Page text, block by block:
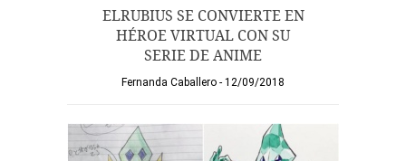
ELRUBIUS SE CONVIERTE EN
HÉROE VIRTUAL CON SU
SERIE DE ANIME
Fernanda Caballero 12/09/2018